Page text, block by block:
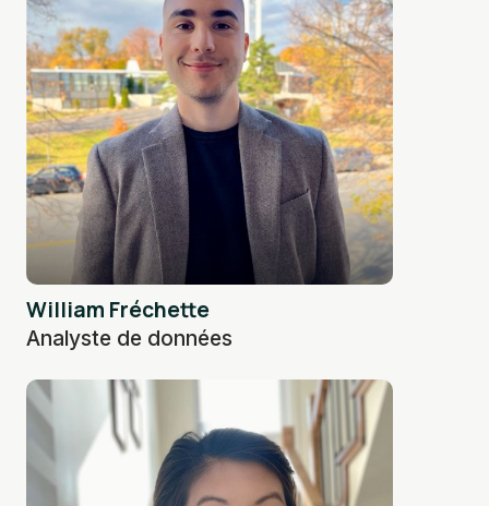
William Fréchette
Analyste de données